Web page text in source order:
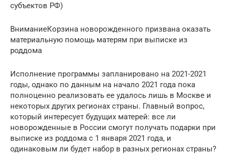
субъектов РФ)
ВниманиеКорзина новорожденного призвана оказать
материальную помощь матерям при выписке из
роддома
Исполнение программы запланировано на 2021-2021
годы, однако по данным на начало 2021 года пока
полноценно реализовать ее удалось лишь в Москве и
некоторых других регионах страны. Главный вопрос,
который интересует будущих матерей: все ли
новорожденные в России смогут получать подарки при
выписке из роддома с 1 января 2021 года, и
одинаковым ли будет набор в разных регионах страны?